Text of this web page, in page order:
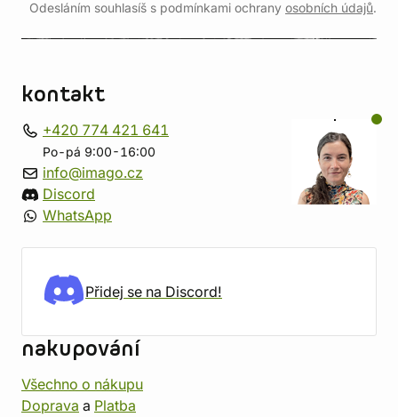
Odesláním souhlasíš s podmínkami ochrany osobních údajů.
kontakt
+420 774 421 641
Po-pá 9:00-16:00
info@imago.cz
Discord
WhatsApp
Přidej se na Discord!
nakupování
Všechno o nákupu
Doprava a Platba